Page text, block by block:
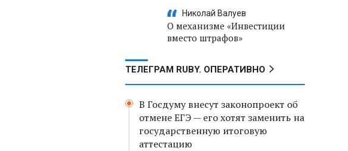
Николай Валуев
О механизме «Инвестиции
вместо штрафов»
ТЕЛЕГРАМ RUBY. ОПЕРАТИВНО
В Госдуму внесут законопроект об
отмене ЕГЭ — его хотят заменить на
государственную итоговую
аттестацию